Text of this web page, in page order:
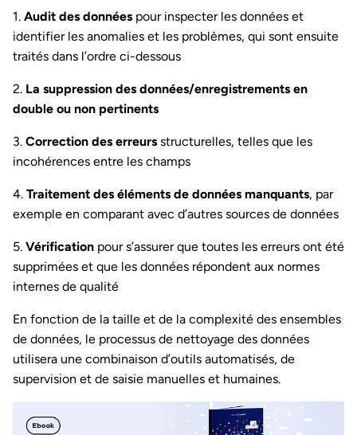
1. Audit des données pour inspecter les données et
identifier les anomalies et les problèmes, qui sont ensuite
traités dans l’ordre ci-dessous
2. La suppression des données/enregistrements en
double ou non pertinents
3. Correction des erreurs structurelles, telles que les
incohérences entre les champs
4. Traitement des éléments de données manquants, par
exemple en comparant avec d’autres sources de données
5. Vérification pour s’assurer que toutes les erreurs ont été
supprimées et que les données répondent aux normes
internes de qualité
En fonction de la taille et de la complexité des ensembles
de données, le processus de nettoyage des données
utilisera une combinaison d’outils automatisés, de
supervision et de saisie manuelles et humaines.